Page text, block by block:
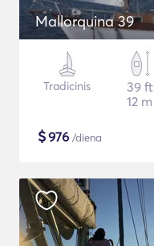
Mallorquina 39
Tradicinis
39 ft
12 m
$976 /diena